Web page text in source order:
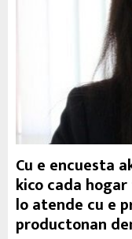
Cu e encuesta
kico cada
lo atende cu e
productonan